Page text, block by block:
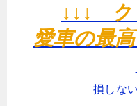
↓↓↓
愛車の最
損しな